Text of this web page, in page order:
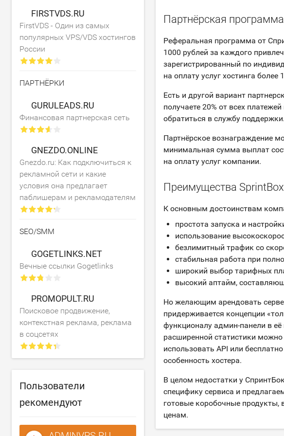
Партнёрская программа
Реферальная программа от
1000 рублей за каждого
зарегистрированный по
на оплату услуг хостинга
Есть и другой вариант
получаете 20% от всех
обратиться в службу поддержки.
Партнёрское вознаграждение
минимальная сумма выплат
на оплату услуг компании.
Преимущества SprintBox
К основным достоинствам
простота запуска и
использование
безлимитный трафик со
стабильная работа при
широкий выбор тарифных
высокий аптайм,
Но желающим арендовать
придерживается концепции
функционалу админ-панели в
расширенной статистики
использовать API или
особенность хостера.
В целом недостатки у
специфику сервиса и
готовые коробочные продукты,
ценам.
FIRSTVDS.RU
FirstVDS - Один из самых
популярных VPS/VDS хостингов
России
ПАРТНЁРКИ
GURULEADS.RU
Финансовая партнерская сеть
GNEZDO.ONLINE
Gnezdo.ru: Как подключиться к
рекламной сети и какие
условия она предлагает
паблишерам и рекламодателям
SEO/SMM
GOGETLINKS.NET
Вечные ссылки Gogetlinks
PROMOPULT.RU
Поисковое продвижение,
контекстная реклама, реклама
в соцсетях
Пользователи
рекомендуют